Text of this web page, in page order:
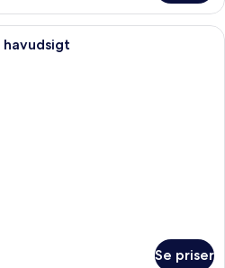
Et glasomkranset udendørs
Se priser